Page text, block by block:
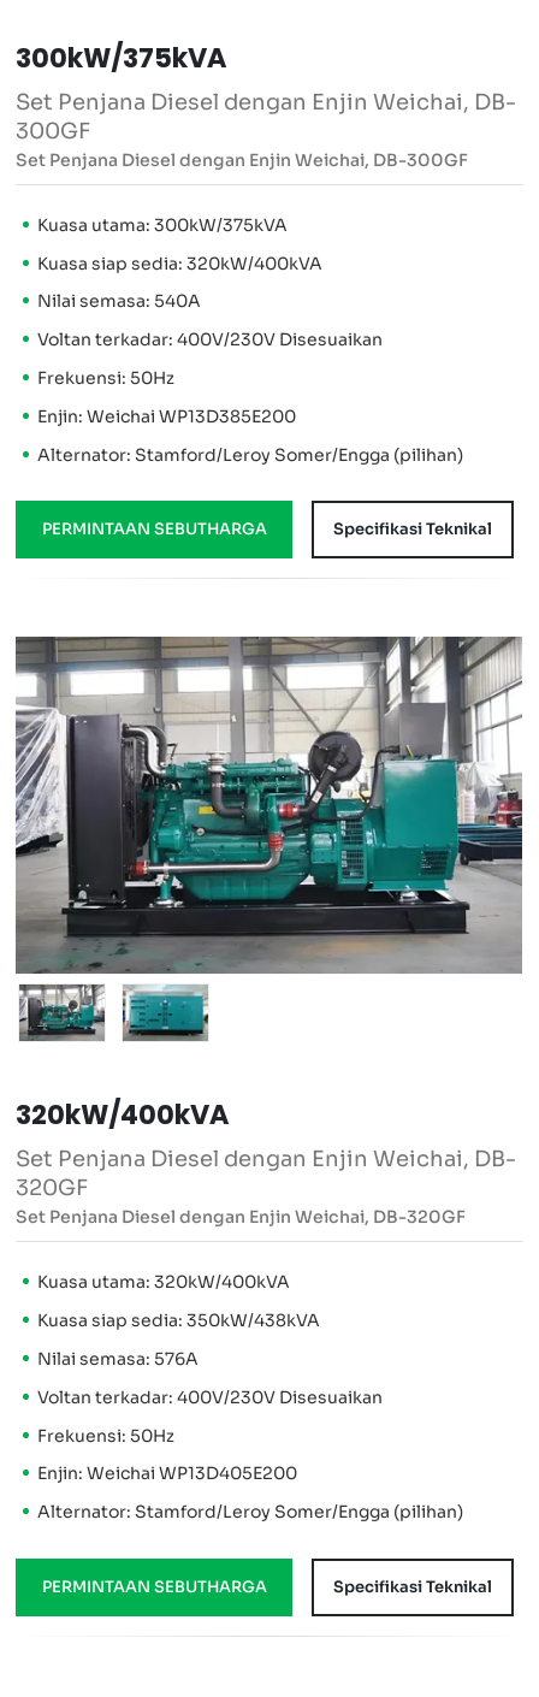
300kW/375kVA
Set Penjana Diesel dengan Enjin Weichai, DB-
300GF
Set Penjana Diesel dengan Enjin Weichai, DB-300GF
Kuasa utama: 300kW/375kVA
Kuasa siap sedia: 320kW/400kVA
Nilai semasa: 540A
Voltan terkadar: 400V/230V Disesuaikan
Frekuensi: 50Hz
Enjin: Weichai WP13D385E200
Alternator: Stamford/Leroy Somer/Engga (pilihan)
PERMINTAAN SEBUTHARGA Specifikasi Teknikal
320kW/400kVA
Set Penjana Diesel dengan Enjin Weichai, DB-
320GF
Set Penjana Diesel dengan Enjin Weichai, DB-320GF
Kuasa utama: 320kW/400kVA
Kuasa siap sedia: 350kW/438kVA
Nilai semasa: 576A
Voltan terkadar: 400V/230V Disesuaikan
Frekuensi: 50Hz
Enjin: Weichai WP13D405E200
Alternator: Stamford/Leroy Somer/Engga (pilihan)
PERMINTAAN SEBUTHARGA Specifikasi Teknikal